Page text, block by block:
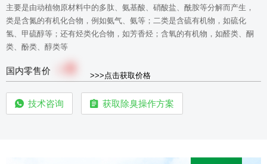
主要是由动植物原材料中的多肽、氨基酸、硝酸盐、酰胺等分解而产生，
类是含氮的有机化合物，例如氨气、氨等；二类是含硫有机物，如硫化
氢、甲硫醇等；还有烃类化合物，如芳香烃；含氧的有机物，如醛类、酮
类、酚类、醇类等
国内零售价 0 >>>点击获取价格
技术咨询 获取除臭操作方案